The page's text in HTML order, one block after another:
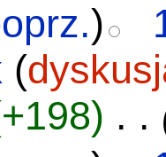
)
(
. .